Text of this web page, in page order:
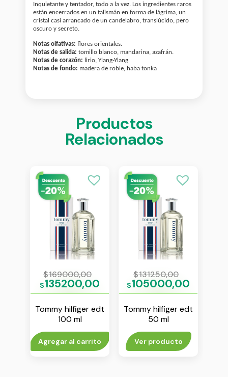
Inquietante y tentador, todo a la vez. Los ingredientes raros
están encerrados en un talismán en forma de lágrima, un
cristal casi arrancado de un candelabro, translúcido, pero
oscuro y secreto.
Notas olfativas: flores orientales.
Notas de salida: tomillo blanco, mandarina, azafrán.
Notas de corazón: lirio, Ylang-Ylang
Notas de fondo: madera de roble, haba tonka
Productos
Relacionados
$169000,00
$135200,00
Tommy hilfiger edt
100 ml
Agregar al carrito
$131250,00
$105000,00
Tommy hilfiger edt
50 ml
Ver producto